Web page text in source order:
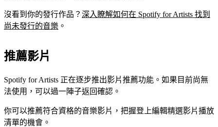
沒看到你的發行作品？ 深入瞭解如何在 Spotify for Artists 找到
尚未發行的音樂 。
推薦影片
Spotify for Artists 正在逐步推出影片推薦功能。如果目前尚無
法使用，可以過一陣子返回確認。
你可以推薦符合資格的音樂影片，把握登上編輯精選影片播放
清單的機會。